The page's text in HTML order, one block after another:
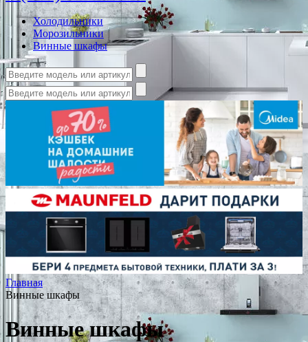
Холодильники
Морозильники
Винные шкафы
Главная
Винные шкафы
Винные шкафы